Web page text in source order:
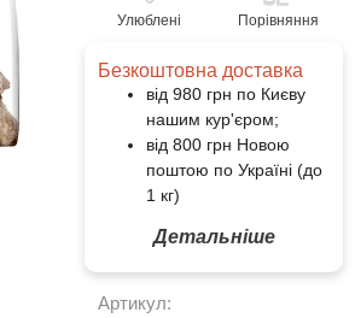
Улюблені Порівняння
Безкоштовна доставка
від 980 грн по Києву
нашим кур'єром;
від 800 грн Новою
поштою по Україні (до
1 кг)
Детальніше
Артикул: